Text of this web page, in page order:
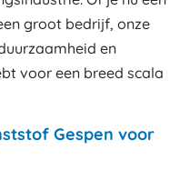
groot bedrijf, onze
en
voor een breed scala
Gespen voor